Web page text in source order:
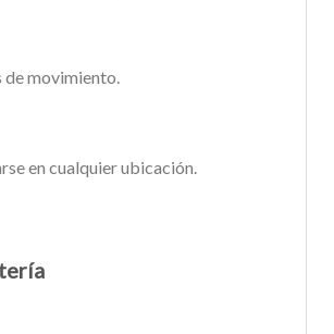
de movimiento.
en cualquier ubicación.